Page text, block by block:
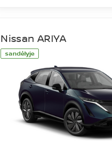
sandėlyje
Nissan ARIYA